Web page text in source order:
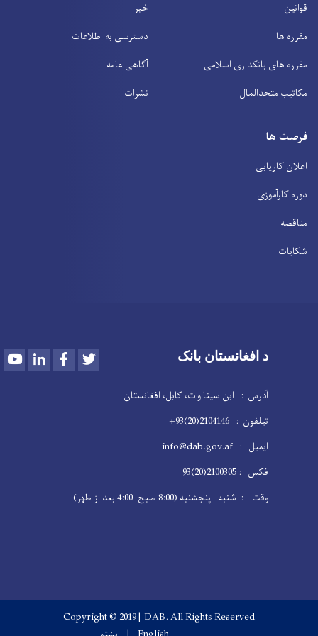
قوانین
مقرره ها
مقرره های بانکداری اسلامی
مکاتیب متحدالمال
خبر
دسترسی به اطلاعات
آگاهی عامه
نشرات
فرصت ها
اعلان کاریابی
دوره کارآموزی
مناقصه
شکایات
د افغانستان بانک YoutubeLinkedInFacebook
آدرس : ابن سینا وات، کابل، افغانستان
تیلفون : 2104146(20)93+
ایمیل : info@dab.gov.af
فکس : 2100305(20)93
وقت : شنبه - پنجشنبه (8:00 صبح- 4:00 بعد از ظهر)
Copyright © 2019 | DAB. All Rights Reserved